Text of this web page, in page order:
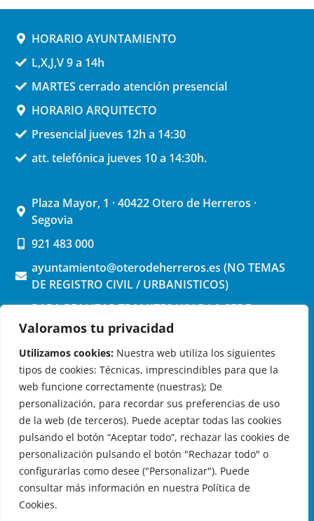
Valoramos tu privacidad
Utilizamos cookies: Nuestra web utiliza los siguientes
tipos de cookies: Técnicas, imprescindibles para que la
web funcione correctamente (nuestras); De
personalización, para recordar sus preferencias de uso
de la web (de terceros). Puede aceptar todas las cookies
pulsando el botón “Aceptar todo”, rechazar las cookies de
personalización pulsando el botón "Rechazar todo" o
configurarlas como desee ("Personalizar"). Puede
consultar más información en nuestra Política de
Cookies.
HORARIO AYUNTAMIENTO
L,X,J,V 9 a 14h
MARTES cerrado atención presencial
HORARIO ARQUITECTO
Presencial jueves 12h a 14:30
att. telefónica jueves 10 a 14:30h.
Plaza Mayor, 1 · 40422 Otero de Herreros ·
Segovia
921 483 000
ayuntamiento@oterodeherreros.es (NO TEMAS
DE REGISTRO CIVIL / URBANISTICOS)
PARA REALIZAR TRAMITES USAR LA SEDE
ELECTRONICA (pinchar aquí)
OTERO DE HERREROS EN LAS REDES
© 2026 Ayuntamiento de Otero de Herreros